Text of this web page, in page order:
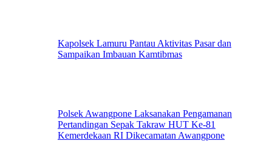
Kapolsek Lamuru Pantau Aktivitas Pasar dan
Sampaikan Imbauan Kamtibmas
Polsek Awangpone Laksanakan Pengamanan
Pertandingan Sepak Takraw HUT Ke-81
Kemerdekaan RI Dikecamatan Awangpone